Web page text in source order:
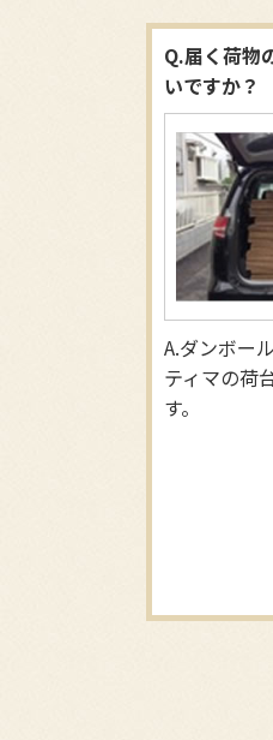
Q.届く荷物
いですか？
ダンボー
ティマの荷
す。